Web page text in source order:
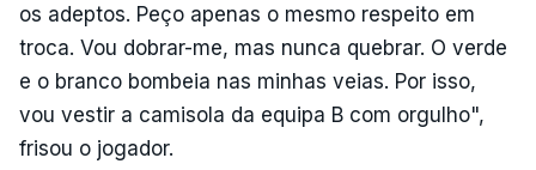
os adeptos. Peço apenas o mesmo respeito em
troca. Vou dobrar-me, mas nunca quebrar. O verde
e o branco bombeia nas minhas veias. Por isso,
vou vestir a camisola da equipa B com orgulho",
frisou o jogador.